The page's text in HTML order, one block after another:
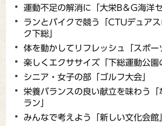
運動不足の解消に「大栄B＆G海洋
ランとバイクで競う「CTUデュア
ク下総」
体を動かしてリフレッシュ「スポー
楽しくエクササイズ「下総運動公園
シニア・女子の部「ゴルフ大会」
栄養バランスの良い献立を味わう
ラン」
みんなで考えよう「新しい文化会館